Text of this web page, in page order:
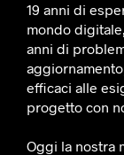
19 anni di
mondo
anni di
efficaci alle
progetto con
Oggi la nostra